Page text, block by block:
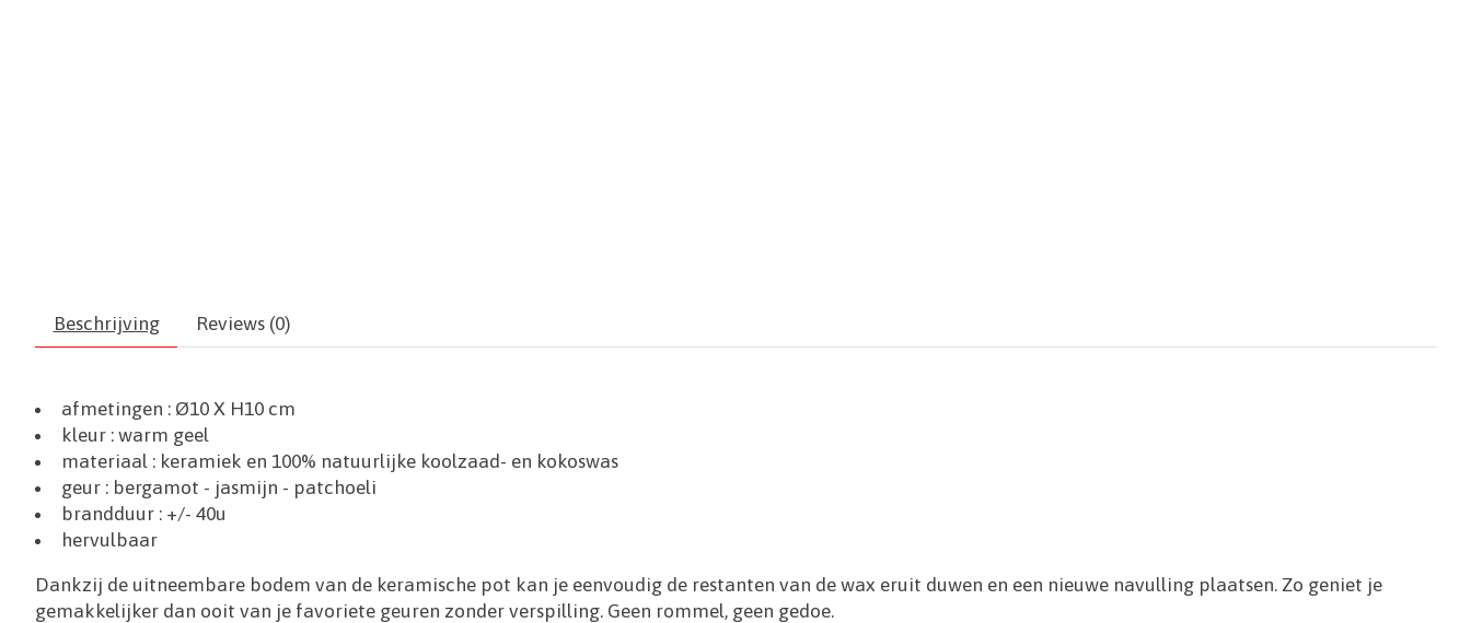
Beschrijving Reviews (0)
afmetingen : Ø10 X H10 cm
kleur : warm geel
materiaal : keramiek en 100% natuurlijke koolzaad- en kokoswas
geur : bergamot - jasmijn - patchoeli
brandduur : +/- 40u
hervulbaar
Dankzij de uitneembare bodem van de keramische pot kan je eenvoudig de restanten van de wax eruit duwen en een nieuwe navulling plaatsen. Zo geniet je
gemakkelijker dan ooit van je favoriete geuren zonder verspilling. Geen rommel, geen gedoe.